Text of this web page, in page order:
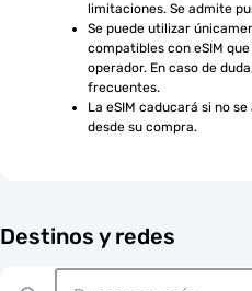
limitaciones. Se admite
Se puede utilizar
compatibles con eSIM
operador. En caso de
frecuentes.
La eSIM caducará si no
desde su compra.
Destinos y redes